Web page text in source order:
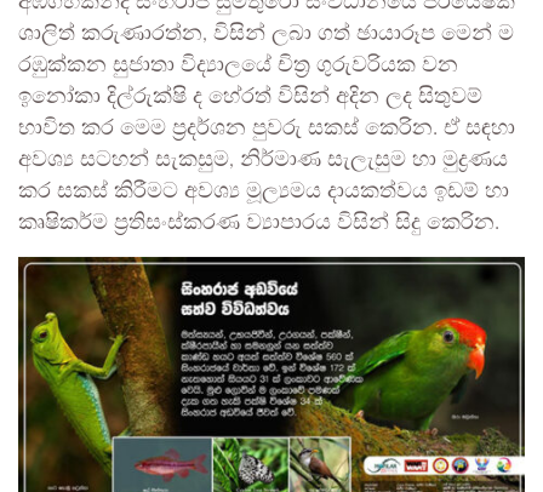
ශාලිත් කරුණාරත්න, විසින් ලබා ගත් ඡායාරූප මෙන් ම
රඹුක්කන සුජාතා විද්‍යාලයේ චිත්‍ර ගුරුවරියක වන
ඉනෝකා දිල්රුක්ෂි ද හේරත් විසින් අදින ලද සිතුවම්
භාවිත කර මෙම ප්‍රදර්ශන පුවරු සකස් කෙරින. ඒ සඳහා
අවශ්‍ය සටහන් සැකසුම, නිර්මාණ සැලැසුම හා මුද්‍රණය
කර සකස් කිරීමට අවශ්‍ය මූල්‍යමය දායකත්වය ඉඩම් හා
කෘෂිකර්ම ප්‍රතිසංස්කරණ ව්‍යාපාරය විසින් සිදු කෙරින.